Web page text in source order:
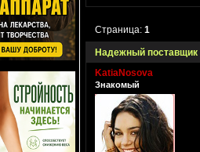
Надежный поставщик
Страница:1
KatiaNosova
Знакомый